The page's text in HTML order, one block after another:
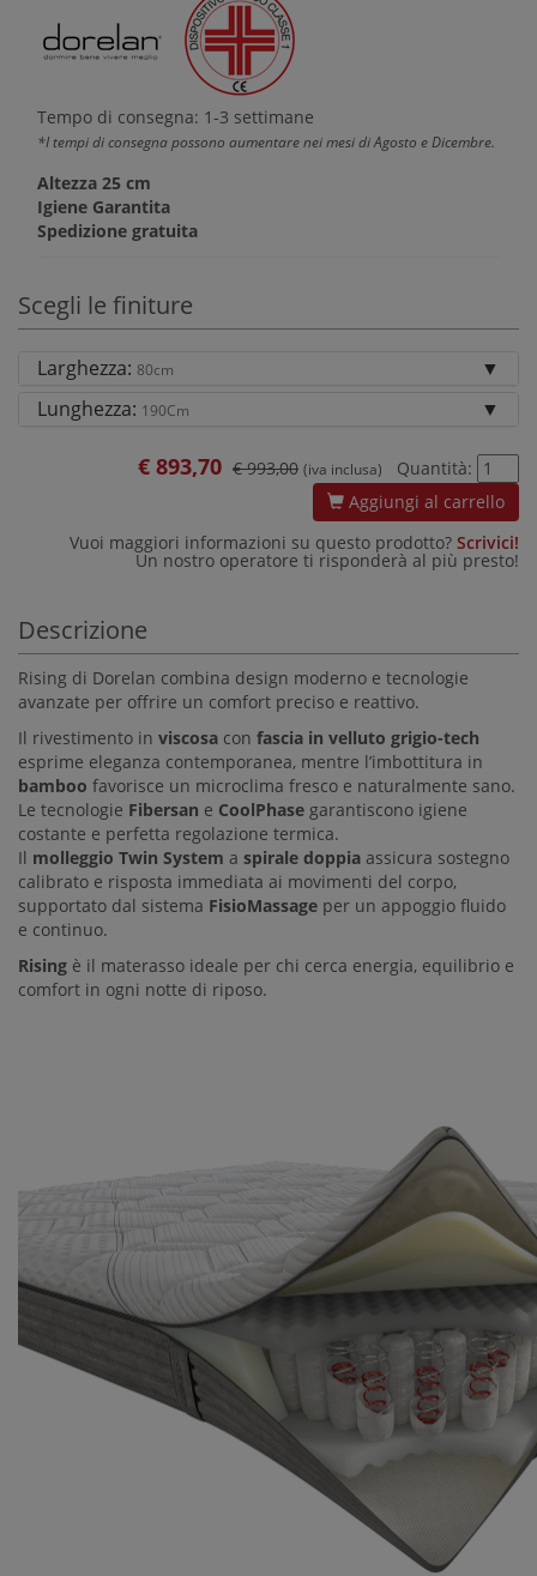
Tempo di consegna: 1-3 settimane
*I tempi di consegna possono aumentare nei mesi di Agosto e Dicembre.
Altezza 25 cm
Igiene Garantita
Spedizione gratuita
Scegli le finiture
Larghezza: 80cm
Lunghezza: 190Cm
€ 893,70 € 993,00 (iva inclusa)
Quantità:
Aggiungi al carrello
Vuoi maggiori informazioni su questo prodotto? Scrivici!
Un nostro operatore ti risponderà al più presto!
Descrizione
Rising di Dorelan combina design moderno e tecnologie
avanzate per offrire un comfort preciso e reattivo.
Il rivestimento in viscosa con fascia in velluto grigio-tech
esprime eleganza contemporanea, mentre l’imbottitura in
bamboo favorisce un microclima fresco e naturalmente sano.
Le tecnologie Fibersan e CoolPhase garantiscono igiene
costante e perfetta regolazione termica.
Il molleggio Twin System a spirale doppia assicura sostegno
calibrato e risposta immediata ai movimenti del corpo,
supportato dal sistema FisioMassage per un appoggio fluido
e continuo.
Rising è il materasso ideale per chi cerca energia, equilibrio e
comfort in ogni notte di riposo.